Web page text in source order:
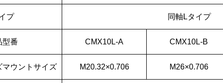
プ 同軸Lタイプ
型番 CMX10L-A CMX10L-B
ウントサイズ M20.32×0.706 M26×0.706